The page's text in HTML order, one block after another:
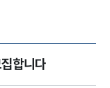
합니다